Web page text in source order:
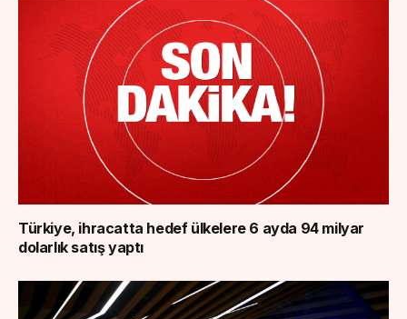
Türkiye, ihracatta hedef ülkelere 6 ayda 94 milyar
dolarlık satış yaptı